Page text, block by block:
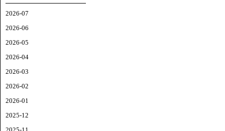
2026-07
2026-06
2026-05
2026-04
2026-03
2026-02
2026-01
2025-12